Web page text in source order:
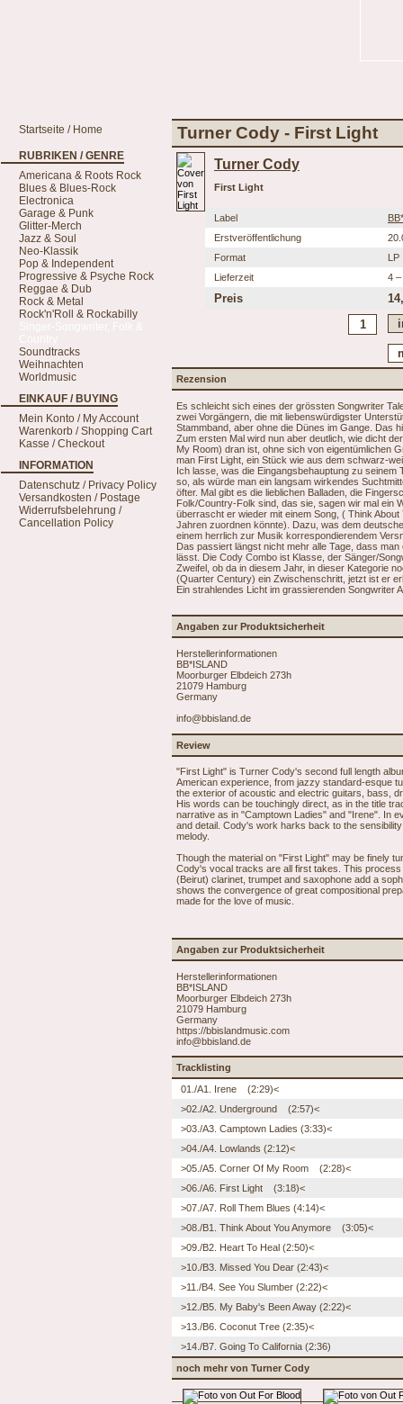
Startseite / Home
RUBRIKEN / GENRE
Americana & Roots Rock
Blues & Blues-Rock
Electronica
Garage & Punk
Glitter-Merch
Jazz & Soul
Neo-Klassik
Pop & Independent
Progressive & Psyche Rock
Reggae & Dub
Rock & Metal
Rock'n'Roll & Rockabilly
Soundtracks
Weihnachten
Worldmusic
EINKAUF / BUYING
Mein Konto / My Account
Warenkorb / Shopping Cart
Kasse / Checkout
INFORMATION
Datenschutz / Privacy Policy
Versandkosten / Postage
Widerrufsbelehrung /
Cancellation Policy
Turner Cody - First Light
Turner Cody
First Light
Label
Erstveröffentlichung
Format
LP
Lieferzeit
4 –
Preis
Rezension
Es schleicht sich eines der grössten Songwriter
zwei Vorgängern, die mit liebenswürdigster
Stammband, aber ohne die Dünes im Gange. Das
Zum ersten Mal wird nun aber deutlich, wie dicht
My Room) dran ist, ohne sich von eigentümlichen
man First Light, ein Stück wie aus dem schwarz-
Ich lasse, was die Eingangsbehauptung zu
so, als würde man ein langsam wirkendes
öfter. Mal gibt es die lieblichen Balladen, die
Folk/Country-Folk sind, das sie, sagen wir mal ein
überrascht er wieder mit einem Song, ( Think
Jahren zuordnen könnte). Dazu, was dem
einem herrlich zur Musik korrespondierendem
Das passiert längst nicht mehr alle Tage, dass
lässt. Die Cody Combo ist Klasse, der Sänger/
Zweifel, ob da in diesem Jahr, in dieser Kategorie
(Quarter Century) ein Zwischenschritt, jetzt ist er
Ein strahlendes Licht im grassierenden Songwriter
Angaben zur Produktsicherheit
Herstellerinformationen
BB*ISLAND
Moorburger Elbdeich 273h
21079 Hamburg
Germany
info@bbisland.de
Review
"First Light" is Turner Cody's second full length
American experience, from jazzy standard-esque
the exterior of acoustic and electric guitars, bass,
His words can be touchingly direct, as in the title
narrative as in "Camptown Ladies" and "Irene". In
and detail. Cody's work harks back to the
melody.
Though the material on "First Light" may be finely
Cody's vocal tracks are all first takes. This
(Beirut) clarinet, trumpet and saxophone add a
shows the convergence of great compositional
made for the love of music.
Angaben zur Produktsicherheit
Herstellerinformationen
BB*ISLAND
Moorburger Elbdeich 273h
21079 Hamburg
Germany
https://bbislandmusic.com
info@bbisland.de
Tracklisting
01./A1. Irene (2:29)<
>02./A2. Underground (2:57)<
>03./A3. Camptown Ladies (3:33)<
>04./A4. Lowlands (2:12)<
>05./A5. Corner Of My Room (2:28)<
>06./A6. First Light (3:18)<
>07./A7. Roll Them Blues (4:14)<
>08./B1. Think About You Anymore (3:05)<
>09./B2. Heart To Heal (2:50)<
>10./B3. Missed You Dear (2:43)<
>11./B4. See You Slumber (2:22)<
>12./B5. My Baby's Been Away (2:22)<
>13./B6. Coconut Tree (2:35)<
>14./B7. Going To California (2:36)
noch mehr von Turner Cody